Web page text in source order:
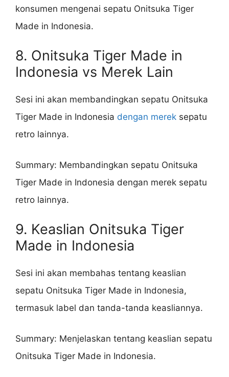
konsumen mengenai sepatu Onitsuka Tiger
Made in Indonesia.
8. Onitsuka Tiger Made in
Indonesia vs Merek Lain
Sesi ini akan membandingkan sepatu Onitsuka
Tiger Made in Indonesia dengan merek sepatu
retro lainnya.
Summary: Membandingkan sepatu Onitsuka
Tiger Made in Indonesia dengan merek sepatu
retro lainnya.
9. Keaslian Onitsuka Tiger
Made in Indonesia
Sesi ini akan membahas tentang keaslian
sepatu Onitsuka Tiger Made in Indonesia,
termasuk label dan tanda-tanda keasliannya.
Summary: Menjelaskan tentang keaslian sepatu
Onitsuka Tiger Made in Indonesia.